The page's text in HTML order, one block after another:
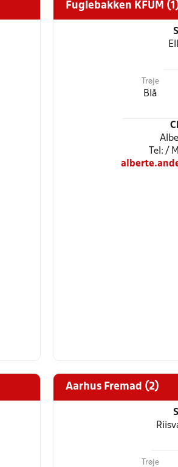
Fuglebakken KFUM
Trøje
Blå
Tel: /
Aarhus Fremad (2)
Trøje